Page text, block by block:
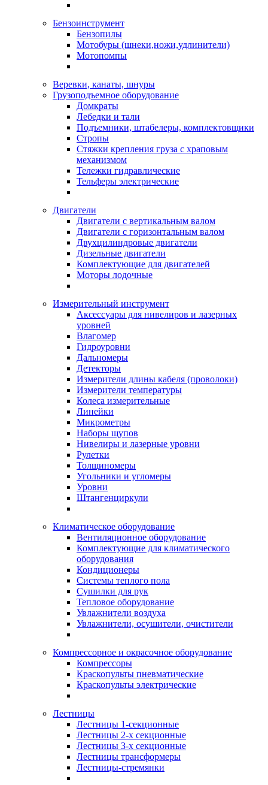
Бензоинструмент
Бензопилы
Мотобуры (шнеки,ножи,удлинители)
Мотопомпы
Веревки, канаты, шнуры
Грузоподъемное оборудование
Домкраты
Лебедки и тали
Подъемники, штабелеры, комплектовщики
Стропы
Стяжки крепления груза с храповым
механизмом
Тележки гидравлические
Тельферы электрические
Двигатели
Двигатели с вертикальным валом
Двигатели с горизонтальным валом
Двухцилиндровые двигатели
Дизельные двигатели
Комплектующие для двигателей
Моторы лодочные
Измерительный инструмент
Аксессуары для нивелиров и лазерных
уровней
Влагомер
Гидроуровни
Дальномеры
Детекторы
Измерители длины кабеля (проволоки)
Измерители температуры
Колеса измерительные
Линейки
Микрометры
Наборы щупов
Нивелиры и лазерные уровни
Рулетки
Толщиномеры
Угольники и угломеры
Уровни
Штангенциркули
Климатическое оборудование
Вентиляционное оборудование
Комплектующие для климатического
оборудования
Кондиционеры
Системы теплого пола
Сушилки для рук
Тепловое оборудование
Увлажнители воздуха
Увлажнители, осушители, очистители
Компрессорное и окрасочное оборудование
Компрессоры
Краскопульты пневматические
Краскопульты электрические
Лестницы
Лестницы 1-секционные
Лестницы 2-х секционные
Лестницы 3-х секционные
Лестницы трансформеры
Лестницы-стремянки